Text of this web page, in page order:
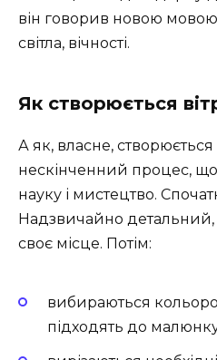
він говорив новою
світла, вічності.
Як створюється
А як, власне,
нескінченний процес,
науку і мистецтво.
Надзвичайно
своє місце. Потім:
вибираються
підходять до